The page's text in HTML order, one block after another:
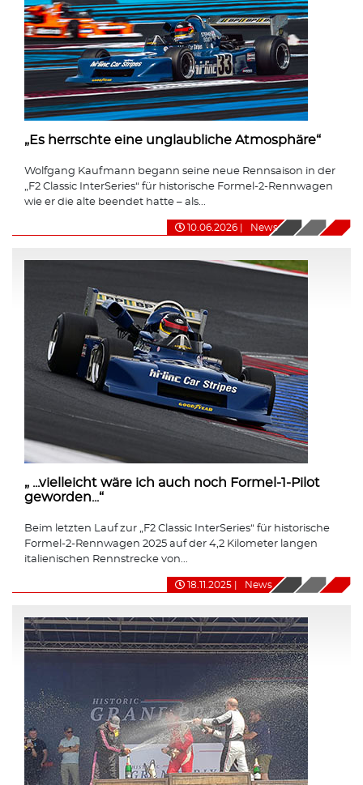
„Es herrschte eine unglaubliche Atmosphäre“
Wolfgang Kaufmann begann seine neue Rennsaison in der
„F2 Classic InterSeries“ für historische Formel-2-Rennwagen
wie er die alte beendet hatte – als...
10.06.2026 News
„ ...vielleicht wäre ich auch noch Formel-1-Pilot
geworden...“
Beim letzten Lauf zur „F2 Classic InterSeries“ für historische
Formel-2-Rennwagen 2025 auf der 4,2 Kilometer langen
italienischen Rennstrecke von...
18.11.2025 News